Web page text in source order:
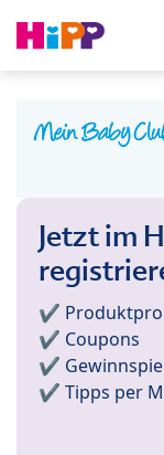
Jetzt im
✔️
✔️ Coupons
✔️
✔️ Tipps per